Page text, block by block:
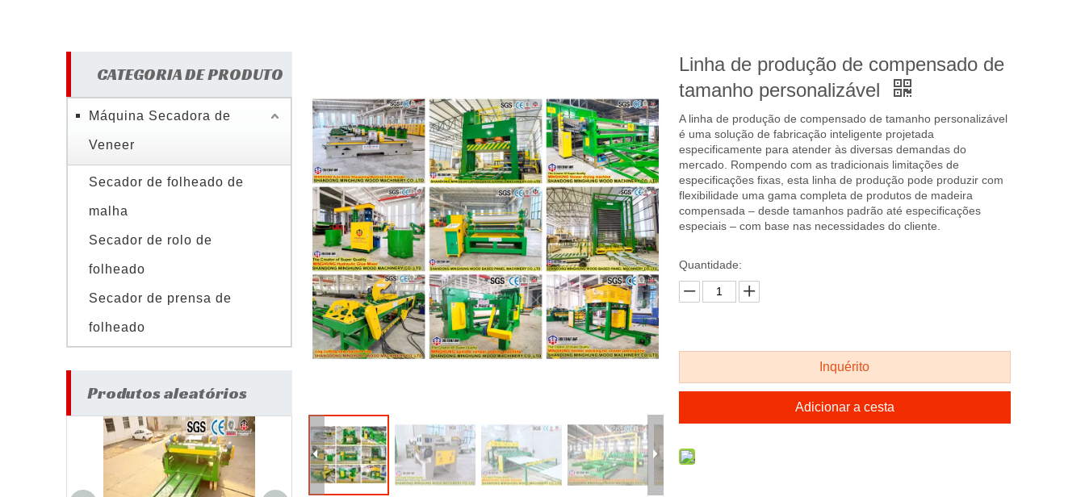
CATEGORIA DE PRODUTO
Máquina Secadora de
Veneer
Secador de folheado de
malha
Secador de rolo de
folheado
Secador de prensa de
folheado
Produtos aleatórios
Máquina CNC para
descascar folheados de
madeira para a Turquia
Rússia
Máquina de Prensa a Frio
para Madeira Compensada
500t
Retificadora de facas para
fábrica de folheados de
madeira
Linha de produção de compensado de
tamanho personalizável
A linha de produção de compensado de tamanho personalizável
é uma solução de fabricação inteligente projetada
especificamente para atender às diversas demandas do
mercado. Rompendo com as tradicionais limitações de
especificações fixas, esta linha de produção pode produzir com
flexibilidade uma gama completa de produtos de madeira
compensada – desde tamanhos padrão até especificações
especiais – com base nas necessidades do cliente.
Quantidade:
Inquérito
Adicionar a cesta